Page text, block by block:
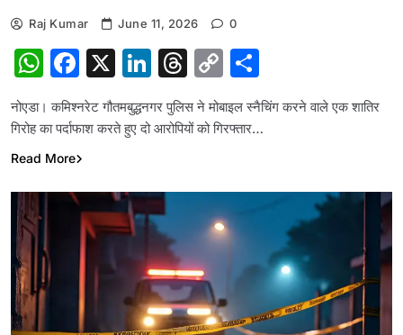
Raj Kumar June 11, 2026 0
WhatsApp
Facebook
X LinkedIn
Threads
Copy
Link
नोएडा। कमिश्नरेट गौतमबुद्धनगर पुलिस ने मोबाइल स्नैचिंग करने वाले एक शातिर
गिरोह का पर्दाफाश करते हुए दो आरोपियों को गिरफ्तार…
Read More